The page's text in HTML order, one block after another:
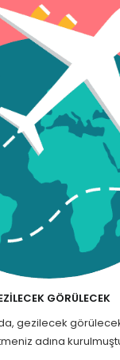
GÖRÜLECEK
gezilecek
adına